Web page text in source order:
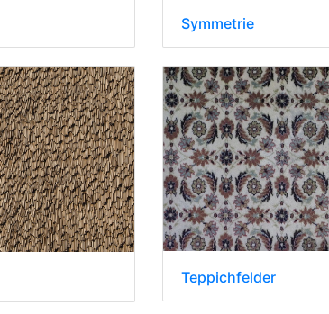
Symmetrie
Teppichfelder